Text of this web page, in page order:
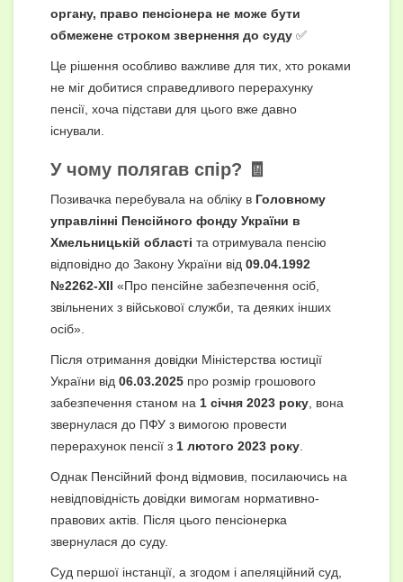
органу, право пенсіонера не може бути
обмежене строком звернення до суду ✅
Це рішення особливо важливе для тих, хто роками
не міг добитися справедливого перерахунку
пенсії, хоча підстави для цього вже давно
існували.
У чому полягав спір? 🧾
Позивачка перебувала на обліку в Головному
управлінні Пенсійного фонду України в
Хмельницькій області та отримувала пенсію
відповідно до Закону України від 09.04.1992
№2262-XII «Про пенсійне забезпечення осіб,
звільнених з військової служби, та деяких інших
осіб».
Після отримання довідки Міністерства юстиції
України від 06.03.2025 про розмір грошового
забезпечення станом на 1 січня 2023 року , вона
звернулася до ПФУ з вимогою провести
перерахунок пенсії з 1 лютого 2023 року
Однак Пенсійний фонд відмовив, посилаючись на
невідповідність довідки вимогам нормативно-
правових актів. Після цього пенсіонерка
звернулася до суду.
Суд першої інстанції, а згодом і апеляційний суд,